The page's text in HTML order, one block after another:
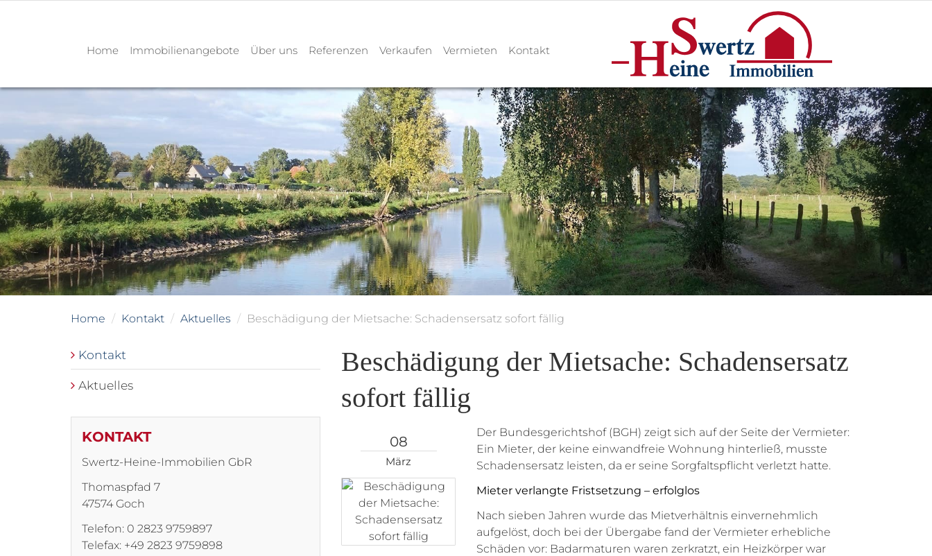
Home Immobilienangebote Über uns Referenzen Verkaufen Vermieten Kontakt
Home Kontakt Aktuelles Beschädigung der Mietsache: Schadensersatz sofort fällig
Beschädigung der Mietsache: Schadensersatz
sofort fällig
08
März
Der Bundesgerichtshof (BGH) zeigt sich auf der Seite der Vermieter:
Ein Mieter, der keine einwandfreie Wohnung hinterließ, musste
Schadensersatz leisten, da er seine Sorgfaltspflicht verletzt hatte.
Mieter verlangte Fristsetzung – erfolglos
Nach sieben Jahren wurde das Mietverhältnis einvernehmlich
aufgelöst, doch bei der Übergabe fand der Vermieter erhebliche
Schäden vor: Badarmaturen waren zerkratzt, ein Heizkörper war
Kontakt
Aktuelles
KONTAKT
Swertz-Heine-Immobilien GbR
Thomaspfad 7
47574 Goch
Telefon: 0 2823 9759897
Telefax: +49 2823 9759898